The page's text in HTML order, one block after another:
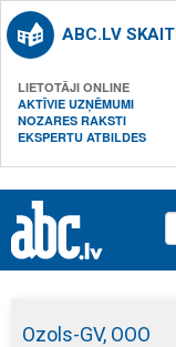
ABC.LV
LIETOTĀJI ONLINE
AKTĪVIE UZŅĒMUMI
NOZARES RAKSTI
EKSPERTU ATBILDES
Ozols-GV, ООО